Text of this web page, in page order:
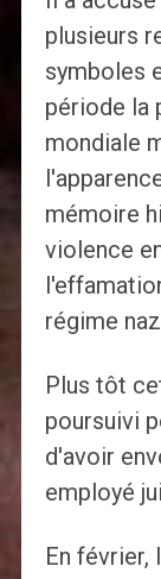
plusieurs
symboles
période la
mondiale
mémoire
violence
régime
Plus tôt
poursuivi
d'avoir
employé
En février,